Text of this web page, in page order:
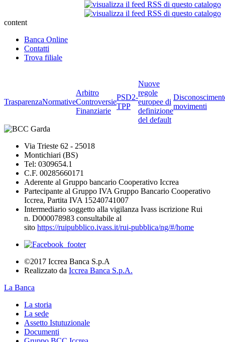
content
Banca Online
Contatti
Trova filiale
TrasparenzaNormative
Arbitro
Controversie
Finanziarie
PSD2-
TPP
Nuove
regole
europee di
definizione
del default
movimenti
Via Trieste 62 - 25018
Montichiari (BS)
Tel: 0309654.1
C.F. 00285660171
Aderente al Gruppo bancario Cooperativo Iccrea
Partecipante al Gruppo IVA Gruppo Bancario Cooperativo
Iccrea, Partita IVA 15240741007
Intermediario soggetto alla vigilanza Ivass iscrizione Rui
n. D000078983 consultabile al
sito https://ruipubblico.ivass.it/rui-pubblica/ng/#/home
©2017 Iccrea Banca S.p.A
Realizzato da Iccrea Banca S.p.A.
La Banca
La storia
La sede
Assetto Istutuzionale
Documenti